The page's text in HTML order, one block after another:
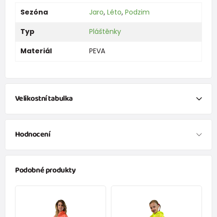
Sezóna Jaro, Léto, Podzim
Typ
Pláštěnky
Materiál
PEVA
Velikostní tabulka
51 - 56
Hodnocení
Podobné produkty